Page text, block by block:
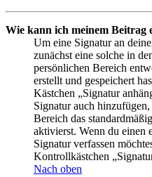
Wie kann ich meinem Beitrag
Um eine Signatur an
zunächst eine solche in
persönlichen Bereich
erstellt und gespeichert
Kästchen „Signatur
Signatur auch
Bereich das
aktivierst. Wenn du einen
Signatur verfassen
Kontrollkästchen
Nach oben